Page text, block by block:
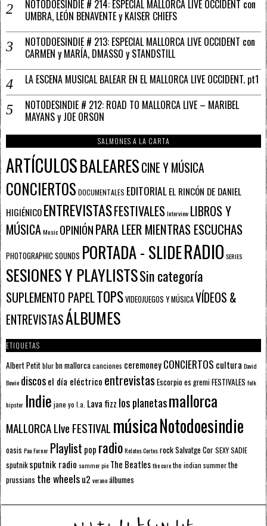
NOTODOESINDIE # 214: ESPECIAL MALLORCA LIVE OCCIDENT con
UMBRA, LEÓN BENAVENTE y KAISER CHIEFS
NOTODOESINDIE # 213: ESPECIAL MALLORCA LIVE OCCIDENT con
CARMEN y MARÍA, DMASSO y STANDSTILL
LA ESCENA MUSICAL BALEAR EN EL MALLORCA LIVE OCCIDENT. pt1
NOTODESINDIE # 212: ROAD TO MALLORCA LIVE – MARIBEL
MAYANS y JOE ORSON
SALMONES A LA CARTA
ARTÍCULOSBALEARESCINE Y MÚSICA
CONCIERTOS DOCUMENTALES EDITORIALEL RINCÓN DE DANIEL
HIGIÉNICOENTREVISTASFESTIVALESInterview LIBROS Y
MÚSICAMusic OPINIÓNPARA LEER MIENTRAS ESCUCHAS
PHOTOGRAPHIC SOUNDS PORTADA - SLIDERADIO SERIES
SESIONES Y PLAYLISTSSin categoría
SUPLEMENTO PAPELTOPSVIDEOJUEGOS Y MÚSICAVÍDEOS &
ENTREVISTASÁLBUMES
ETIQUETAS
Albert Petitblurbn mallorcacanciones ceremoneyCONCIERTOS cultura David
Bowie discosel día eléctrico entrevistas Escorpioes gremiFESTIVALES folk
hipster Indie jane yo l.a. Lava fizz los planetasmallorca
MALLORCA LIve FESTIVAL músicaNotodoesindie
oasis Pau Forner Playlist pop radioRelatos CortosrockSalvatge CorSEXY SADIE
sputnik sputnik radio summer pie The Beatlesthe curethe indian summerthe
prussians the wheelsu2 veranoálbumes